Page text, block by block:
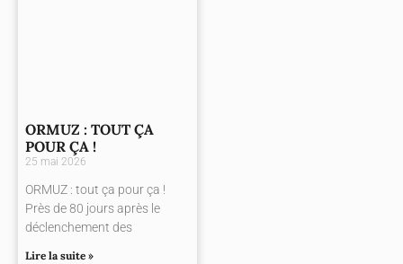
ORMUZ : TOUT ÇA
POUR ÇA !
25 mai 2026
ORMUZ : tout ça pour ça !
Près de 80 jours après le
déclenchement des
Lire la suite »